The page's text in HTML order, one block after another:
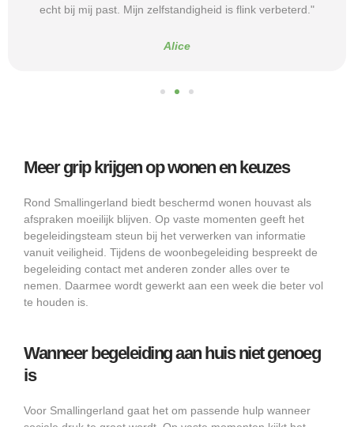
echt bij mij past. Mijn zelfstandigheid is flink verbeterd."
Alice
Meer grip krijgen op wonen en keuzes
Rond Smallingerland biedt beschermd wonen houvast als
afspraken moeilijk blijven. Op vaste momenten geeft het
begeleidingsteam steun bij het verwerken van informatie
vanuit veiligheid. Tijdens de woonbegeleiding bespreekt de
begeleiding contact met anderen zonder alles over te
nemen. Daarmee wordt gewerkt aan een week die beter vol
te houden is.
Wanneer begeleiding aan huis niet genoeg
is
Voor Smallingerland gaat het om passende hulp wanneer